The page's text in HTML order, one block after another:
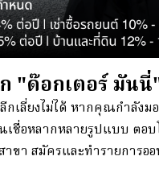
"ด๊อกเตอร์ มัน
กเลี่ยงไม่ได้ หากคุณกำลังม
เชื่อหลากหลายรูปแบบ ต
ขา สมัครและทำรายการอ